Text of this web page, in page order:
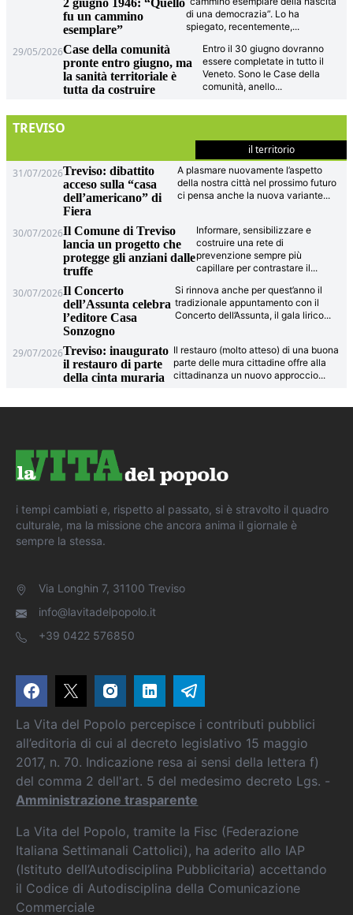
2 giugno 1946: “Quello
fu un cammino
esemplare”
di una democrazia”. Lo ha
spiegato, recentemente,...
29/05/2026Case della comunità
pronte entro giugno, ma
la sanità territoriale è
tutta da costruire
Entro il 30 giugno dovranno
essere completate in tutto il
Veneto. Sono le Case della
comunità, anello...
TREVISO
il territorio
31/07/2026Treviso: dibattito
acceso sulla “casa
dell’americano” di
Fiera
A plasmare nuovamente l’aspetto
della nostra città nel prossimo futuro
ci pensa anche la nuova variante...
30/07/2026Il Comune di Treviso
lancia un progetto che
protegge gli anziani dalle
truffe
Informare, sensibilizzare e
costruire una rete di
prevenzione sempre più
capillare per contrastare il...
30/07/2026Il Concerto
dell’Assunta celebra
l’editore Casa
Sonzogno
Si rinnova anche per quest’anno il
tradizionale appuntamento con il
Concerto dell’Assunta, il gala lirico...
29/07/2026Treviso: inaugurato
il restauro di parte
della cinta muraria
Il restauro (molto atteso) di una buona
parte delle mura cittadine offre alla
cittadinanza un nuovo approccio...
i tempi cambiati e, rispetto al passato, si è stravolto il quadro
culturale, ma la missione che ancora anima il giornale è
sempre la stessa.
Via Longhin 7, 31100 Treviso
info@lavitadelpopolo.it
+39 0422 576850
La Vita del Popolo percepisce i contributi pubblici
all’editoria di cui al decreto legislativo 15 maggio
2017, n. 70. Indicazione resa ai sensi della lettera f)
del comma 2 dell'art. 5 del medesimo decreto Lgs. -
Amministrazione trasparente
La Vita del Popolo, tramite la Fisc (Federazione
Italiana Settimanali Cattolici), ha aderito allo IAP
(Istituto dell’Autodisciplina Pubblicitaria) accettando
il Codice di Autodisciplina della Comunicazione
Commerciale